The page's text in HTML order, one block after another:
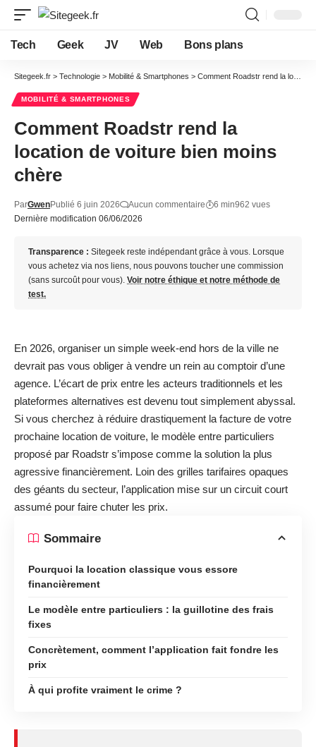
Tech Geek JV Web Bons plans
Sitegeek.fr > Technologie > Mobilité & Smartphones > Comment Roadstr rend la location de voiture bien moins chère
MOBILITÉ & SMARTPHONES
Comment Roadstr rend la
location de voiture bien moins
chère
Dernière modification 06/06/2026
ParGwenPublié 6 juin 2026 Aucun commentaire 6 min962 vues
Transparence : Sitegeek reste indépendant grâce à vous. Lorsque
vous achetez via nos liens, nous pouvons toucher une commission
(sans surcoût pour vous). Voir notre éthique et notre méthode de
test.
En 2026, organiser un simple week-end hors de la ville ne
devrait pas vous obliger à vendre un rein au comptoir d’une
agence. L’écart de prix entre les acteurs traditionnels et les
plateformes alternatives est devenu tout simplement abyssal.
Si vous cherchez à réduire drastiquement la facture de votre
prochaine location de voiture, le modèle entre particuliers
proposé par Roadstr s’impose comme la solution la plus
agressive financièrement. Loin des grilles tarifaires opaques
des géants du secteur, l’application mise sur un circuit court
assumé pour faire chuter les prix.
Sommaire
Pourquoi la location classique vous essore
financièrement
Le modèle entre particuliers : la guillotine des frais
fixes
Concrètement, comment l’application fait fondre les
prix
À qui profite vraiment le crime ?